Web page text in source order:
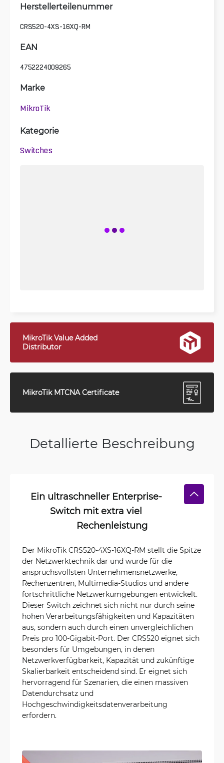
Herstellerteilenummer
CRS520-4XS-16XQ-RM
EAN
4752224009265
Marke
MikroTik
Kategorie
Switches
MikroTik Value Added
Distributor
MikroTik MTCNA Certificate
Detallierte Beschreibung
Ein ultraschneller Enterprise-
Switch mit extra viel
Rechenleistung
Der MikroTik CRS520-4XS-16XQ-RM stellt die Spitze
der Netzwerktechnik dar und wurde für die
anspruchsvollsten Unternehmensnetzwerke,
Rechenzentren, Multimedia-Studios und andere
fortschrittliche Netzwerkumgebungen entwickelt.
Dieser Switch zeichnet sich nicht nur durch seine
hohen Verarbeitungsfähigkeiten und Kapazitäten
aus, sondern auch durch einen unvergleichlichen
Preis pro 100-Gigabit-Port. Der CRS520 eignet sich
besonders für Umgebungen, in denen
Netzwerkverfügbarkeit, Kapazität und zukünftige
Skalierbarkeit entscheidend sind. Er eignet sich
hervorragend für Szenarien, die einen massiven
Datendurchsatz und
Hochgeschwindigkeitsdatenverarbeitung
erfordern.